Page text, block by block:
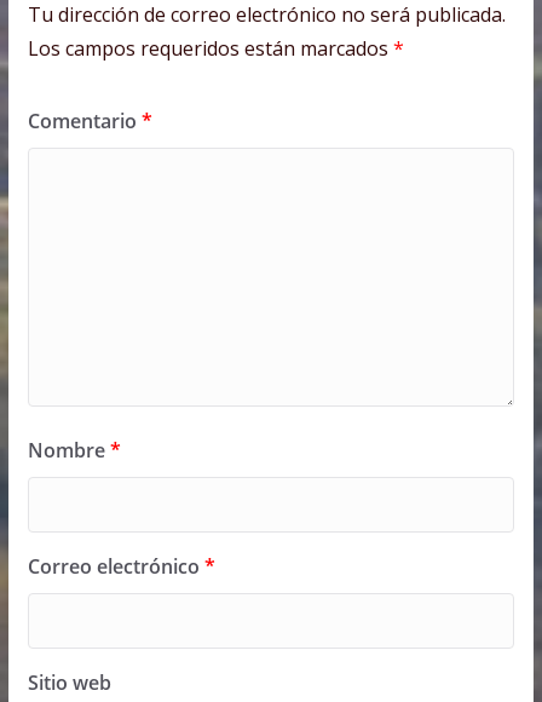
Tu dirección de correo electrónico no será publicada.
Los campos requeridos están marcados *
Comentario *
Nombre*
Correo electrónico *
Sitio web